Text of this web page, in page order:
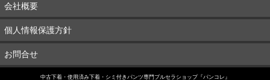
会社概要
個人情報保護方針
お問合せ
中古下着・使用済み下着・シミ付きパンツ専門ブルセラショップ『パンコレ』